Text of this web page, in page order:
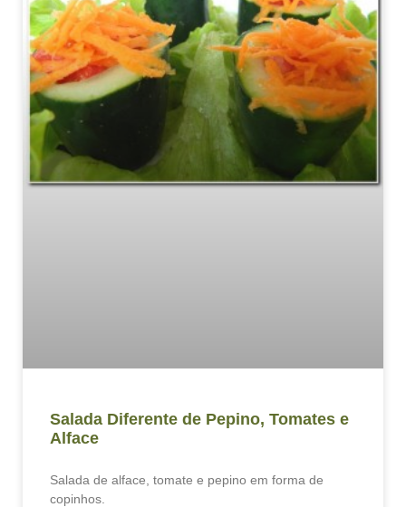
Salada Diferente de Pepino, Tomates e
Alface
Salada de alface, tomate e pepino em forma de
copinhos.